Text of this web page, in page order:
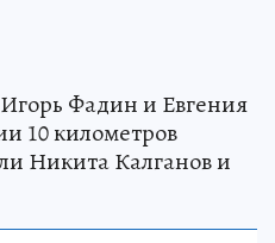
Фадин и Евгения
10 километров
Никита Калганов и